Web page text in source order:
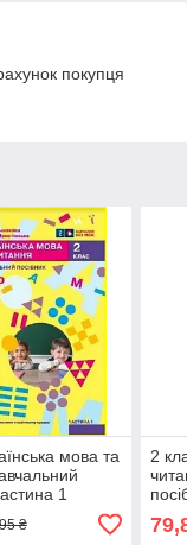
покупця
мова та
1
М.С. Ранок
₴
2